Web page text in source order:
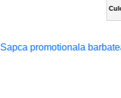
Sapca promotionala